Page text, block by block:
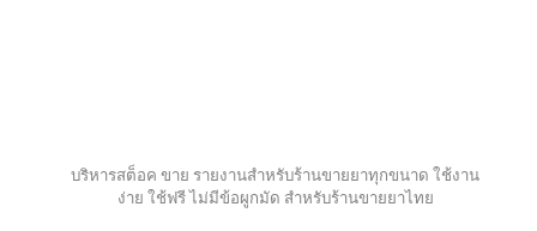
บริหารสต็อค ขาย รายงานสำหรับร้านขายยาทุกขนาด ใช้งาน
ง่าย ใช้ฟรี ไม่มีข้อผูกมัด สำหรับร้านขายยาไทย